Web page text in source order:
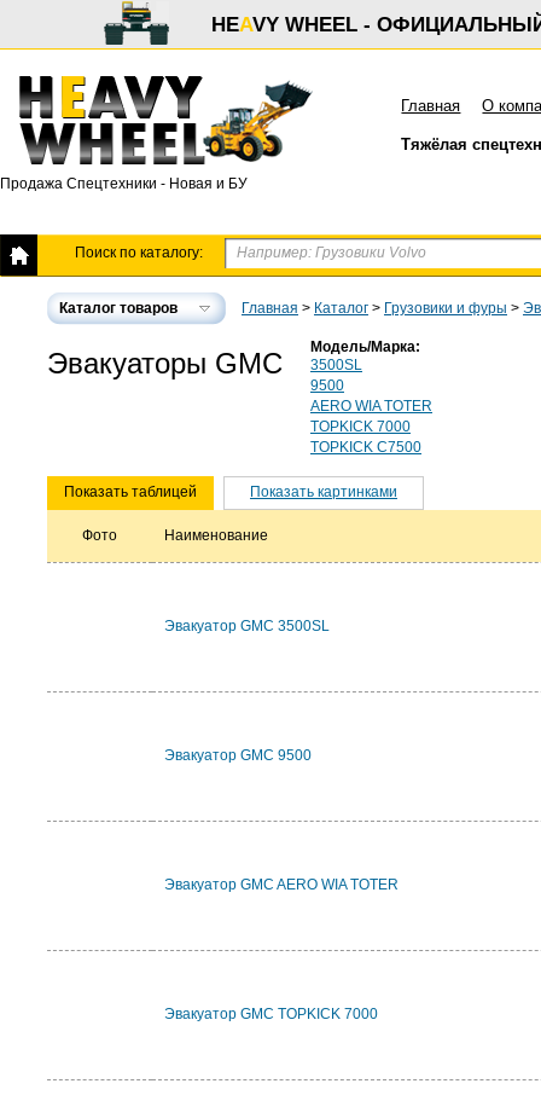
HEAVY WHEEL -
Продажа Спецтехники - Новая и БУ
Главная О
Тяжёлая
Поиск по каталогу:
Каталог товаров Главная > Каталог > Грузовики и фуры >
Эвакуаторы GMC
Модель/Марка:
3500SL
9500
AERO WIA TOTER
TOPKICK 7000
TOPKICK C7500
Показать таблицей Показать картинками
Фото Наименование
Эвакуатор GMC 3500SL
Эвакуатор GMC 9500
Эвакуатор GMC AERO WIA TOTER
Эвакуатор GMC TOPKICK 7000